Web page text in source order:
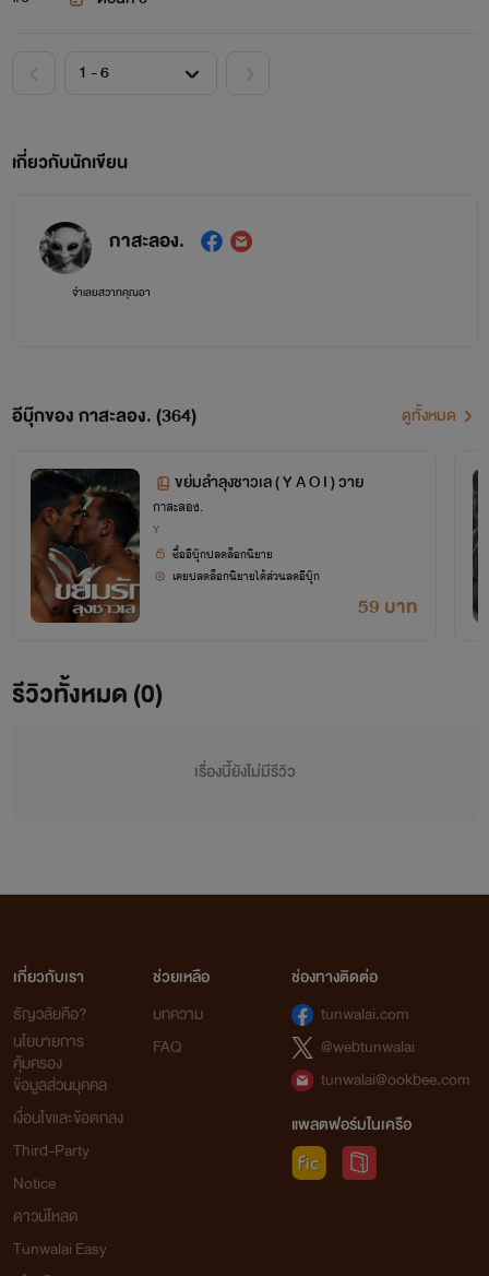
เกี่ยวกับนักเขียน
กาสะลอง.
จำเลยสวาทคุณอา
อีบุ๊กของ กาสะลอง. (364) ดูทั้งหมด
ขย่มลำลุงชาวเล ( Y A O I ) วาย
กาสะลอง.
Y
59 บาท
ซื้ออีบุ๊กปลดล็อกนิยาย
เคยปลดล็อกนิยายได้ส่วนลดอีบุ๊ก
รีวิวทั้งหมด (0)
เรื่องนี้ยังไม่มีรีวิว
เกี่ยวกับเรา
ธัญวลัยคือ?
นโยบายการ
คุ้มครอง
ข้อมูลส่วนบุคคล
เงื่อนไขและข้อตกลง
Third-Party
Notice
ดาวน์โหลด
Tunwalai Easy
ช่วยเหลือ
บทความ
FAQ
ช่องทางติดต่อ
tunwalai.com
@webtunwalai
tunwalai@ookbee.com
แพลตฟอร์มในเครือ